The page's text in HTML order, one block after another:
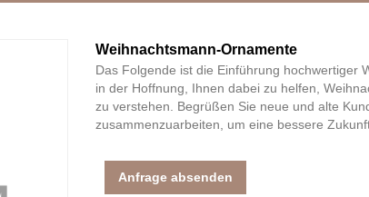
Weihnachtsmann-Ornamente
Das Folgende ist die Einführung hochwertiger
in der Hoffnung, Ihnen dabei zu helfen,
zu verstehen. Begrüßen Sie neue und alte
zusammenzuarbeiten, um eine bessere
Anfrage absenden